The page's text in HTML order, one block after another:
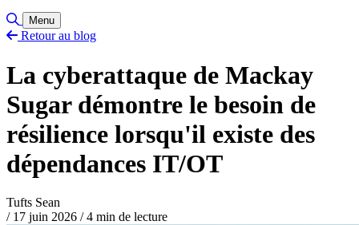
Basculer la recherche
Menu
Retour au blog
La cyberattaque de Mackay
Sugar démontre le besoin de
résilience lorsqu'il existe des
dépendances IT/OT
Tufts Sean
/ 17 juin 2026 /4 min de lecture